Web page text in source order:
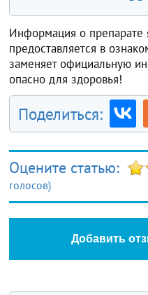
Информация о препарате
предоставляется в
заменяет официальную
опасно для здоровья!
Поделиться:
Оцените статью:
голосов)
Добавить